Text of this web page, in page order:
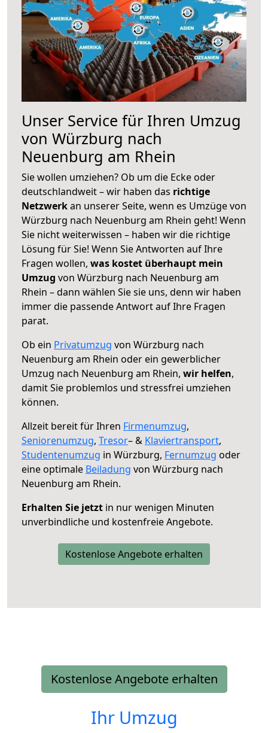
Unser Service für Ihren Umzug
von Würzburg nach
Neuenburg am Rhein
Sie wollen umziehen? Ob um die Ecke oder
deutschlandweit – wir haben das richtige
Netzwerkan unserer Seite, wenn es Umzüge von
Würzburg nach Neuenburg am Rhein geht! Wenn
Sie nicht weiterwissen – haben wir die richtige
Lösung für Sie! Wenn Sie Antworten auf Ihre
Fragen wollen, was kostet überhaupt mein
Umzug von Würzburg nach Neuenburg am
Rhein – dann wählen Sie sie uns, denn wir haben
immer die passende Antwort auf Ihre Fragen
parat.
Ob ein Privatumzug von Würzburg nach
Neuenburg am Rhein oder ein gewerblicher
Umzug nach Neuenburg am Rhein, wir helfen,
damit Sie problemlos und stressfrei umziehen
können.
Allzeit bereit für Ihren Firmenumzug,
Seniorenumzug, Tresor– & Klaviertransport,
Studentenumzug in Würzburg, Fernumzug oder
eine optimale Beiladung von Würzburg nach
Neuenburg am Rhein.
Erhalten Sie jetzt in nur wenigen Minuten
unverbindliche und kostenfreie Angebote.
Kostenlose Angebote erhalten
Kostenlose Angebote erhalten
Ihr Umzug